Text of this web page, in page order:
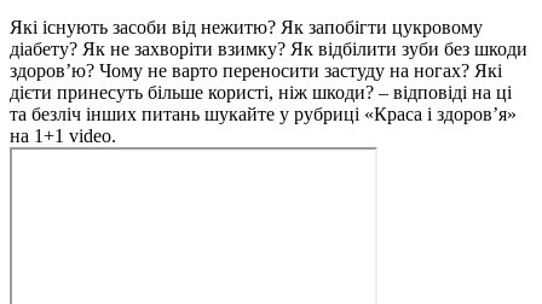
Які існують засоби від нежитю? Як запобігти цукровому
діабету? Як не захворіти взимку? Як відбілити зуби без шкоди
здоров’ю? Чому не варто переносити застуду на ногах? Які
дієти принесуть більше користі, ніж шкоди? – відповіді на ці
та безліч інших питань шукайте у рубриці «Краса і здоров’я»
на 1+1 video.